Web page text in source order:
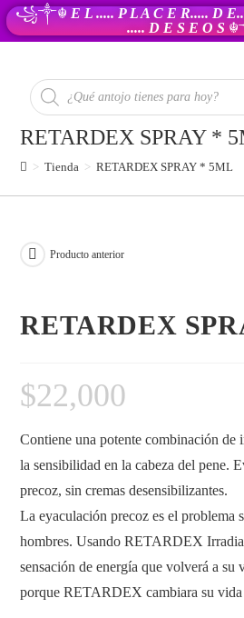
꧁༒☬E L ..... P L A C E R..... D
..... D E S E O S
RETARDEX SPRAY *
> Tienda > RETARDEX SPRAY * 5ML
Producto anterior
RETARDEX
$22,000
Contiene una potente combinación de
la sensibilidad en la cabeza del pene.
precoz, sin cremas desensibilizantes.
La eyaculación precoz es el problema
hombres. Usando RETARDEX
sensación de energía que volverá a su
porque RETARDEX cambiara su